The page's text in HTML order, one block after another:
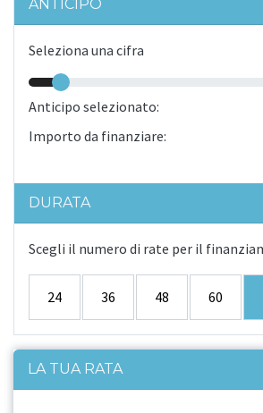
ANTICIPO
Seleziona una cifra
Anticipo selezionato:
Importo da finanziare:
DURATA
Scegli il numero di rate per il
24 36 48 60
LA TUA RATA